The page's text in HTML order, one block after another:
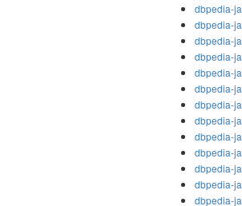
dbpedia-ja
dbpedia-ja
dbpedia-ja
dbpedia-ja
dbpedia-ja
dbpedia-ja
dbpedia-ja
dbpedia-ja
dbpedia-ja
dbpedia-ja
dbpedia-ja
dbpedia-ja
dbpedia-ja